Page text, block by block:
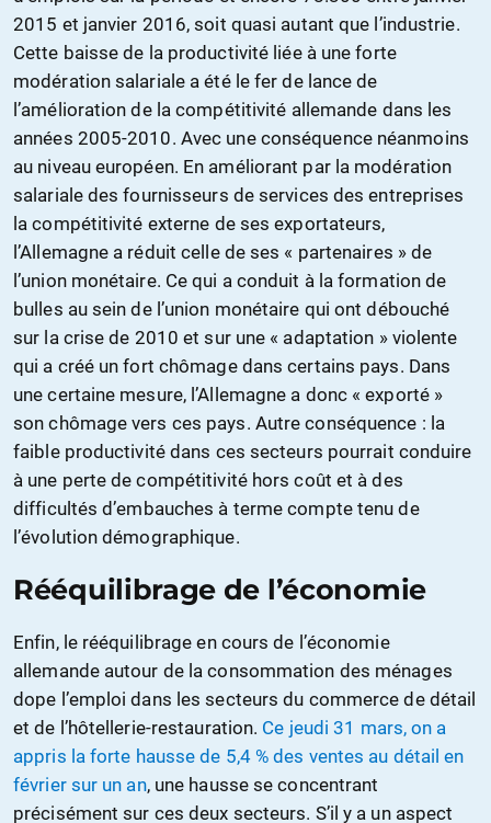
2015 et janvier 2016, soit quasi autant que l’industrie.
Cette baisse de la productivité liée à une forte
modération salariale a été le fer de lance de
l’amélioration de la compétitivité allemande dans les
années 2005-2010. Avec une conséquence néanmoins
au niveau européen. En améliorant par la modération
salariale des fournisseurs de services des entreprises
la compétitivité externe de ses exportateurs,
l’Allemagne a réduit celle de ses « partenaires » de
l’union monétaire. Ce qui a conduit à la formation de
bulles au sein de l’union monétaire qui ont débouché
sur la crise de 2010 et sur une « adaptation » violente
qui a créé un fort chômage dans certains pays. Dans
une certaine mesure, l’Allemagne a donc « exporté »
son chômage vers ces pays. Autre conséquence : la
faible productivité dans ces secteurs pourrait conduire
à une perte de compétitivité hors coût et à des
difficultés d’embauches à terme compte tenu de
l’évolution démographique.
Rééquilibrage de l’économie
Enfin, le rééquilibrage en cours de l’économie
allemande autour de la consommation des ménages
dope l’emploi dans les secteurs du commerce de détail
et de l’hôtellerie-restauration. Ce jeudi 31 mars, on a
appris la forte hausse de 5,4 % des ventes au détail en
février sur un an, une hausse se concentrant
précisément sur ces deux secteurs. S’il y a un aspect